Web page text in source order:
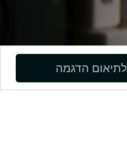
לתיאום הדגמה